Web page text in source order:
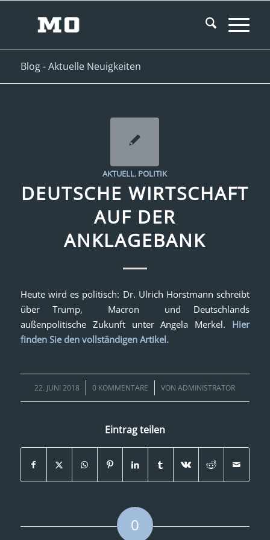
Blog - Aktuelle Neuigkeiten
AKTUELL, POLITIK
DEUTSCHE WIRTSCHAFT
AUF DER
ANKLAGEBANK
Heute wird es politisch: Dr. Ulrich Horstmann schreibt
über Trump, Macron und Deutschlands
außenpolitische Zukunft unter Angela Merkel. Hier
finden Sie den vollständigen Artikel.
22. JUNI 2018
/ 0 KOMMENTARE
/ VONADMINISTRATOR
Eintrag teilen
0